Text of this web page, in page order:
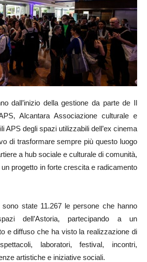
dall’inizio della gestione da parte de Il
Alcantara Associazione culturale e
APS degli spazi utilizzabili dell’ex cinema
di trasformare sempre più questo luogo
a hub sociale e culturale di comunità,
progetto in forte crescita e radicamento
state 11.267 le persone che hanno
dell’Astoria, partecipando a un
e diffuso che ha visto la realizzazione di
laboratori, festival, incontri,
artistiche e iniziative sociali.